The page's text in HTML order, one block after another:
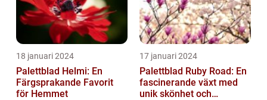
18 januari 2024
Palettblad Helmi: En
Färgsprakande Favorit
för Hemmet
17 januari 2024
Palettblad Ruby Road: En
fascinerande växt med
unik skönhet och